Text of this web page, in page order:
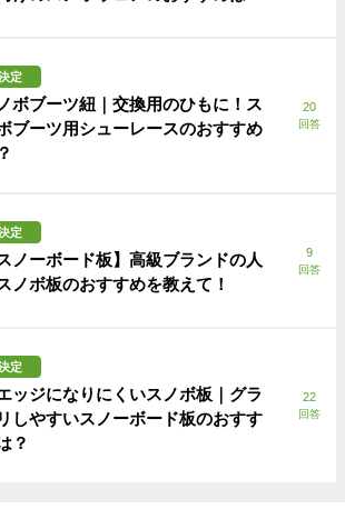
定
ボブーツ紐｜交換用のひもに！ス
ブーツ用シューレースのおすすめ
20
回答
定
スノーボード板】高級ブランドの人
ノボ板のおすすめを教えて！
9
回答
定
ッジになりにくいスノボ板｜グラ
しやすいスノーボード板のおすす
？
22
回答